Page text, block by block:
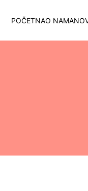
POČETNAO NAMA